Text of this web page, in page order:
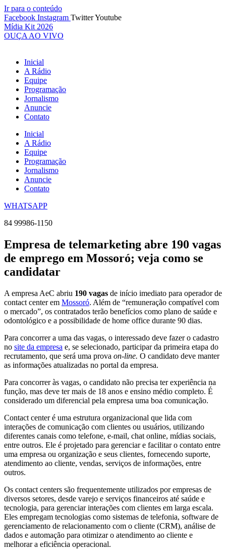
Ir para o conteúdo
Facebook Instagram TwitterYoutube
Mídia Kit 2026
OUÇA AO VIVO
Inicial
A Rádio
Equipe
Programação
Jornalismo
Anuncie
Contato
Inicial
A Rádio
Equipe
Programação
Jornalismo
Anuncie
Contato
WHATSAPP
84 99986-1150
Empresa de telemarketing abre 190 vagas
de emprego em Mossoró; veja como se
candidatar
A empresa AeC abriu 190 vagas de início imediato para operador de
contact center em Mossoró. Além de “remuneração compatível com
o mercado”, os contratados terão benefícios como plano de saúde e
odontológico e a possibilidade de home office durante 90 dias.
Para concorrer a uma das vagas, o interessado deve fazer o cadastro
no site da empresa e, se selecionado, participar da primeira etapa do
recrutamento, que será uma prova on-line. O candidato deve manter
as informações atualizadas no portal da empresa.
Para concorrer às vagas, o candidato não precisa ter experiência na
função, mas deve ter mais de 18 anos e ensino médio completo. É
considerado um diferencial pela empresa uma boa comunicação.
Contact center é uma estrutura organizacional que lida com
interações de comunicação com clientes ou usuários, utilizando
diferentes canais como telefone, e-mail, chat online, mídias sociais,
entre outros. Ele é projetado para gerenciar e facilitar o contato entre
uma empresa ou organização e seus clientes, fornecendo suporte,
atendimento ao cliente, vendas, serviços de informações, entre
outros.
Os contact centers são frequentemente utilizados por empresas de
diversos setores, desde varejo e serviços financeiros até saúde e
tecnologia, para gerenciar interações com clientes em larga escala.
Eles empregam tecnologias como sistemas de telefonia, software de
gerenciamento de relacionamento com o cliente (CRM), análise de
dados e automação para otimizar o atendimento ao cliente e
melhorar a eficiência operacional.